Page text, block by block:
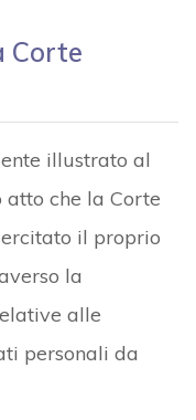
Corte
illustrato al
che la Corte
il proprio
la
alle
personali da